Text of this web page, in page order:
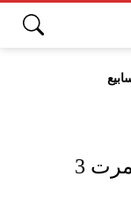
النفط يتجه لإنهاء خسائر استمرت 3